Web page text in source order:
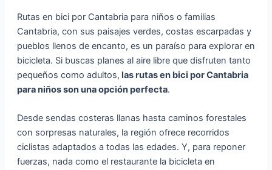
Rutas en bici por Cantabria para niños o familias
Cantabria, con sus paisajes verdes, costas escarpadas y
pueblos llenos de encanto, es un paraíso para explorar en
bicicleta. Si buscas planes al aire libre que disfruten tanto
pequeños como adultos, las rutas en bici por Cantabria
para niños son una opción perfecta.
Desde sendas costeras llanas hasta caminos forestales
con sorpresas naturales, la región ofrece recorridos
ciclistas adaptados a todas las edades. Y, para reponer
fuerzas, nada como el restaurante la bicicleta en